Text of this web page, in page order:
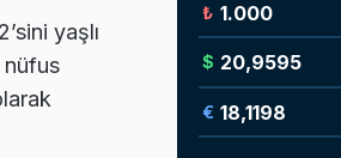
yaşlı
nüfus
₺
$
€